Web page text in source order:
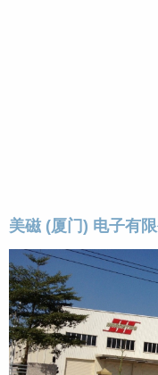
美磁 (厦门) 电子有限